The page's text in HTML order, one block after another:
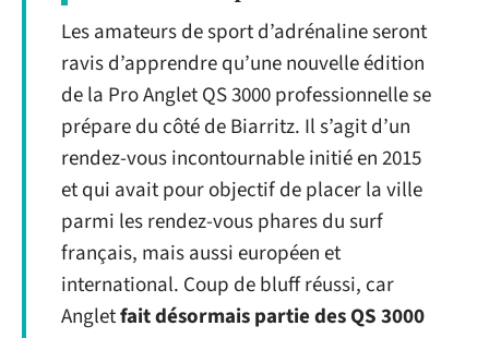
Les amateurs de sport d’adrénaline seront
ravis d’apprendre qu’une nouvelle édition
de la Pro Anglet QS 3000 professionnelle se
prépare du côté de Biarritz. Il s’agit d’un
rendez-vous incontournable initié en 2015
et qui avait pour objectif de placer la ville
parmi les rendez-vous phares du surf
français, mais aussi européen et
international. Coup de bluff réussi, car
Angletfait désormais partie des QS 3000